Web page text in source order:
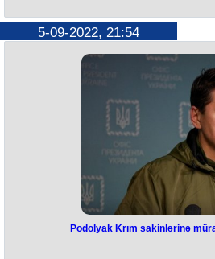
faktı qeydə alınıb, 139 nəfər
yanında Operativ Qərargahdan
ölən olmayıb. İndiyədək ölkədə
infeksiyasına yoluxması faktı
müalicə olunaraq sağalıb, hazırda
825 nəfər vəfat edib. Son sutka
müəyyənləşdirilməsi ilə əlaqədar 2
172 037 test
5-09-2022, 21:54
Podolyak Krım sakinlərinə